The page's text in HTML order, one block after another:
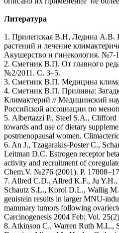
Литература
1. Прилепская В.Н, Ледина А.В.
растений и лечение
Акушерство и гинекология. №7-
2. Сметник В.П. От главного
№2/2011. С. 3–5.
3. Сметник В.П. Медицина
4. Сметник В.П. Приливы:
Климактерий // Медицинский
Российской ассоциации по
5. Albertazzi P., Steel S.A.,
towards and use of dietary
postmenopausal women.
6. An J., Tzagarakis-Poster C.,
Leitman D.C. Estrogen receptor
activity and recruitment of
Chem.V. №276 (2001). P.
7. Allred C.D., Allred K.F., Ju
Schautz S.L., Korol D.L., Wallig
genistein results in larger MNU-
mammary tumors following
Carcinogenesis 2004 Feb; Vol.
8. Atkinson C., Warren Ruth M.L.,